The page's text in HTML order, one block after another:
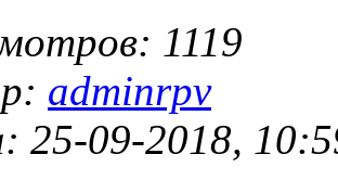
1119
adminrpv
25-09-2018,